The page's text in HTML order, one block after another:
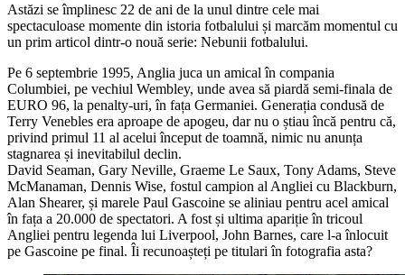
Astăzi se împlinesc 22 de ani de la unul dintre cele mai
spectaculoase momente din istoria fotbalului și marcăm momentul cu
un prim articol dintr-o nouă serie: Nebunii fotbalului.
Pe 6 septembrie 1995, Anglia juca un amical în compania
Columbiei, pe vechiul Wembley, unde avea să piardă semi-finala de
EURO 96, la penalty-uri, în fața Germaniei. Generația condusă de
Terry Venebles era aproape de apogeu, dar nu o știau încă pentru că,
privind primul 11 al acelui început de toamnă, nimic nu anunța
stagnarea și inevitabilul declin.
David Seaman, Gary Neville, Graeme Le Saux, Tony Adams, Steve
McManaman, Dennis Wise, fostul campion al Angliei cu Blackburn,
Alan Shearer, și marele Paul Gascoine se aliniau pentru acel amical
în fața a 20.000 de spectatori. A fost și ultima apariție în tricoul
Angliei pentru legenda lui Liverpool, John Barnes, care l-a înlocuit
pe Gascoine pe final. Îi recunoașteți pe titulari în fotografia asta?